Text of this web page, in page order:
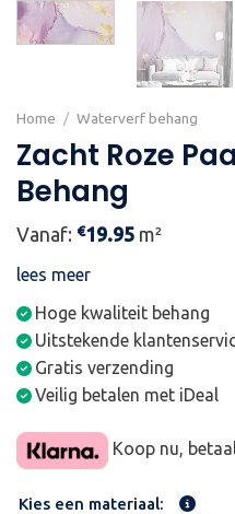
Home / Waterverf behang
Zacht Roze
Behang
Vanaf: €19.95 m²
lees meer
Hoge kwaliteit behang
Uitstekende
Gratis verzending
Veilig betalen met iDeal
Koop nu,
Kies een materiaal: